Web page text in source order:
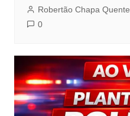
Robertão Chapa Quente
0